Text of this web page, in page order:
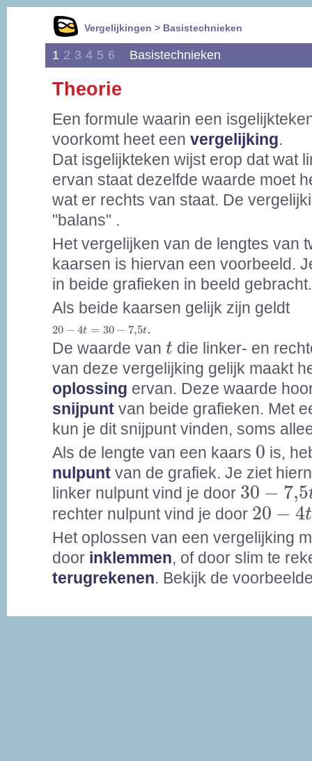
Vergelijkingen > Basistechnieken
1 2 3 4 5 6 Basistechnieken
Theorie
Een formule waarin een
voorkomt heet een vergelijking.
Dat isgelijkteken wijst erop dat wat
ervan staat dezelfde waarde moet
wat er rechts van staat. De
"balans" .
Het vergelijken van de lengtes van
kaarsen is hiervan een voorbeeld.
in beide grafieken in beeld gebracht.
Als beide kaarsen gelijk zijn geldt
20 − 4t = 30 − 7,5t
20 =30 7,5
.
De waarde van t
t die linker- en
van deze vergelijking gelijk maakt
oplossing ervan. Deze waarde
snijpunt van beide grafieken. Met
kun je dit snijpunt vinden, soms
Als de lengte van een kaars 0
0 is,
nulpunt van de grafiek. Je ziet
linker nulpunt vind je door 30 − 7,5
30-7,5t
rechter nulpunt vind je door 20 − 4t
20 4 t=
Het oplossen van een vergelijking
door inklemmen, of door slim te
terugrekenen. Bekijk de